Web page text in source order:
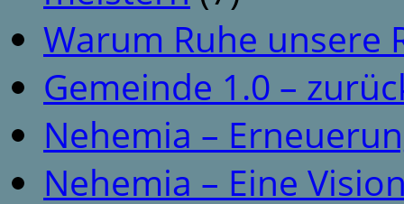
Warum Ruhe unsere
Gemeinde 1.0 –
Nehemia –
Nehemia – Eine